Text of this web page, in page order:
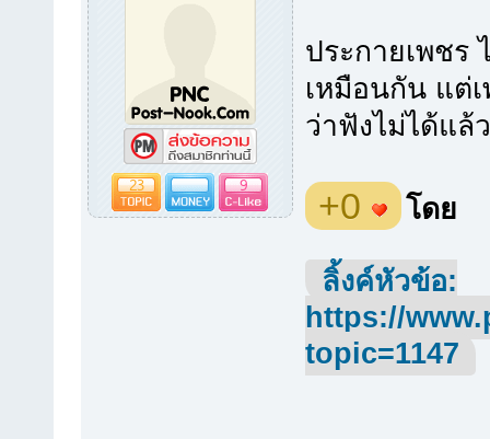
23 9
ประกายเพชร
เหมือนกัน แต่
ว่าฟังไม่ได้แล้
+0 โดย
ลิ้งค์หัวข้อ:
https://
topic=1147